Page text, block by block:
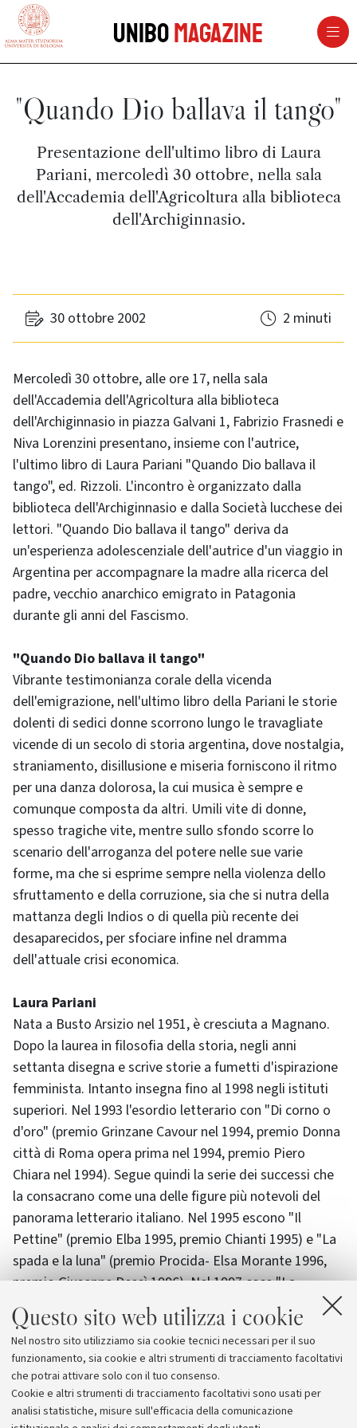
Questo sito web utilizza i cookie
Nel nostro sito utilizziamo sia cookie tecnici necessari per il suo
funzionamento, sia cookie e altri strumenti di tracciamento facoltativi
che potrai attivare solo con il tuo consenso.
Cookie e altri strumenti di tracciamento facoltativi sono usati per
analisi statistiche, misure sull'efficacia della comunicazione
vai al contenuto della pagina
UniboMagazine
"Quando Dio ballava il tango"
Presentazione dell'ultimo libro di Laura
Pariani, mercoledì 30 ottobre, nella sala
dell'Accademia dell'Agricoltura alla biblioteca
dell'Archiginnasio.
30 ottobre 2002 2 minuti
Mercoledì 30 ottobre, alle ore 17, nella sala
dell'Accademia dell'Agricoltura alla biblioteca
dell'Archiginnasio in piazza Galvani 1, Fabrizio Frasnedi e
Niva Lorenzini presentano, insieme con l'autrice,
l'ultimo libro di Laura Pariani "Quando Dio ballava il
tango", ed. Rizzoli. L'incontro è organizzato dalla
biblioteca dell'Archiginnasio e dalla Società lucchese dei
lettori. "Quando Dio ballava il tango" deriva da
un'esperienza adolescenziale dell'autrice d'un viaggio in
Argentina per accompagnare la madre alla ricerca del
padre, vecchio anarchico emigrato in Patagonia
durante gli anni del Fascismo.
"Quando Dio ballava il tango"
Vibrante testimonianza corale della vicenda
dell'emigrazione, nell'ultimo libro della Pariani le storie
dolenti di sedici donne scorrono lungo le travagliate
vicende di un secolo di storia argentina, dove nostalgia,
straniamento, disillusione e miseria forniscono il ritmo
per una danza dolorosa, la cui musica è sempre e
comunque composta da altri. Umili vite di donne,
spesso tragiche vite, mentre sullo sfondo scorre lo
scenario dell'arroganza del potere nelle sue varie
forme, ma che si esprime sempre nella violenza dello
sfruttamento e della corruzione, sia che si nutra della
mattanza degli Indios o di quella più recente dei
desaparecidos, per sfociare infine nel dramma
dell'attuale crisi economica.
Laura Pariani
Nata a Busto Arsizio nel 1951, è cresciuta a Magnano.
Dopo la laurea in filosofia della storia, negli anni
settanta disegna e scrive storie a fumetti d'ispirazione
femminista. Intanto insegna fino al 1998 negli istituti
superiori. Nel 1993 l'esordio letterario con "Di corno o
d'oro" (premio Grinzane Cavour nel 1994, premio Donna
città di Roma opera prima nel 1994, premio Piero
Chiara nel 1994). Segue quindi la serie dei successi che
la consacrano come una delle figure più notevoli del
panorama letterario italiano. Nel 1995 escono "Il
Pettine" (premio Elba 1995, premio Chianti 1995) e "La
spada e la luna" (premio Procida- Elsa Morante 1996,
premio Giuseppe Dessì 1996). Nel 1997 esce "La
perfezione degli elastici" (premio Sibilla Aleramo 1998,
premio selezione Campiello 1998, premio Catanzaro
1998), nel 1999 "La signora dei porci" (premio Grinzane
Cavour 2000) e nel 2001 "La foto di Orta" (premio
Vittorini 2001, premio selezione Rapallo Carige 2001).